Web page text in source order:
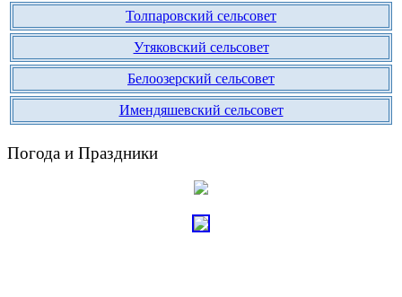
Толпаровский сельсовет
Утяковский сельсовет
Белоозерский сельсовет
Имендяшевский сельсовет
Погода и Праздники